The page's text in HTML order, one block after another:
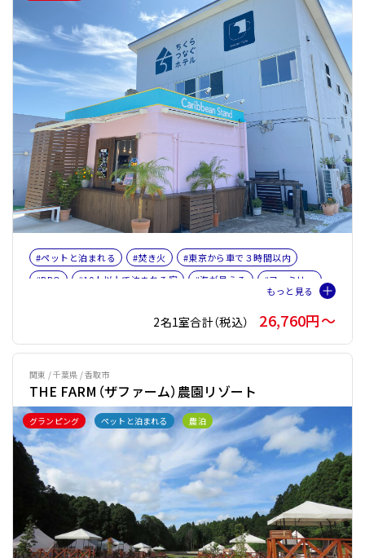
#ペットと泊まれる #焚き火
#東京から車で３時間以内
#BBQ
#10人以上で泊まれる宿 #海が見える #ファミリー
2名1室合計（税込） 26,760円〜
グランピング ペットと泊まれる 農泊
関東 / 千葉県 / 香取市
THE FARM（ザファーム）農園リゾート